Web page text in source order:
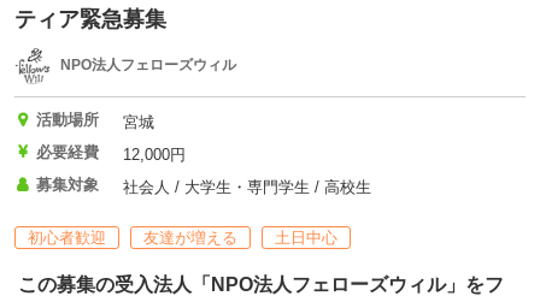
ティア緊急募集
NPO法人フェローズウィル
活動場所
宮城
必要経費
12,000円
募集対象
社会人 / 大学生・専門学生 / 高校生
初心者歓迎 友達が増える 土日中心
この募集の受入法人「NPO法人フェローズウィル」をフ